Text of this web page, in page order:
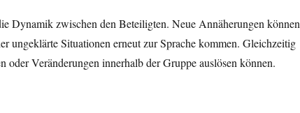
Dynamik zwischen den Beteiligten. Neue Annäherungen können
ungeklärte Situationen erneut zur Sprache kommen. Gleichzeitig
oder Veränderungen innerhalb der Gruppe auslösen können.